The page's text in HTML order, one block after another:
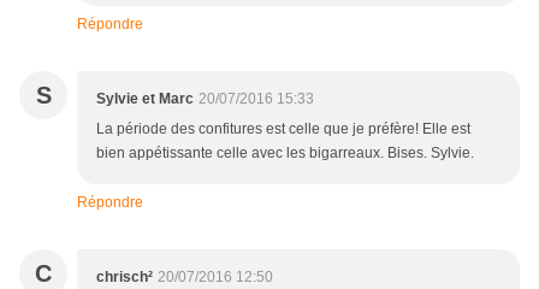
Répondre
S Sylvie et Marc 20/07/2016 15:33
La période des confitures est celle que je préfère! Elle est
bien appétissante celle avec les bigarreaux. Bises. Sylvie.
Répondre
C chrisch² 20/07/2016 12:50